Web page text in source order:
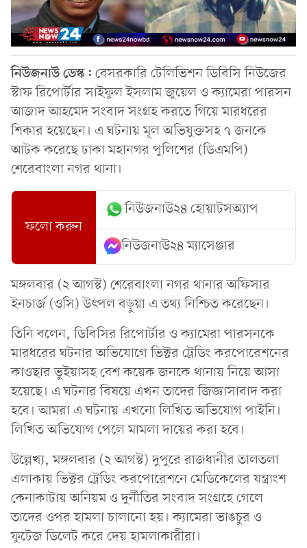
নিউজনাউ ডেস্ক: বেসরকারি টেলিভিশন ডিবিসি নিউজের
স্টাফ রিপোর্টার সাইফুল ইসলাম জুয়েল ও ক্যামেরা পারসন
আজাদ আহমেদ সংবাদ সংগ্রহ করতে গিয়ে মারধরের
শিকার হয়েছেন। এ ঘটনায় মূল অভিযুক্তসহ ৭ জনকে
আটক করেছে ঢাকা মহানগর পুলিশের (ডিএমপি)
শেরেবাংলা নগর থানা।
ফলো করুন
নিউজনাউ২৪ হোয়াটসঅ্যাপ
নিউজনাউ২৪ ম্যাসেঞ্জার
মঙ্গলবার (২ আগস্ট) শেরেবাংলা নগর থানার অফিসার
ইনচার্জ (ওসি) উৎপল বড়ুয়া এ তথ্য নিশ্চিত করেছেন।
তিনি বলেন, ডিবিসির রিপোর্টার ও ক্যামেরা পারসনকে
মারধরের ঘটনার অভিযোগে ভিক্টর ট্রেডিং করপোরেশনের
কাওছার ভুইয়াসহ বেশ কয়েক জনকে থানায় নিয়ে আসা
হয়েছে। এ ঘটনার বিষয়ে এখন তাদের জিজ্ঞাসাবাদ করা
হবে। আমরা এ ঘটনায় এখনো লিখিত অভিযোগ পাইনি।
লিখিত অভিযোগ পেলে মামলা দায়ের করা হবে।
উল্লেখ্য, মঙ্গলবার (২ আগস্ট) দুপুরে রাজধানীর তালতলা
এলাকায় ভিক্টর ট্রেডিং করপোরেশনে মেডিকেলের যন্ত্রাংশ
কেনাকাটায় অনিয়ম ও দুর্নীতির সংবাদ সংগ্রহে গেলে
তাদের ওপর হামলা চালানো হয়। ক্যামেরা ভাঙচুর ও
ফুটেজ ডিলেট করে দেয় হামলাকারীরা।